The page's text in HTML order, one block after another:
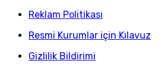
Reklam Politikası
Resmi Kurumlar için Kılavuz
Gizlilik Bildirimi